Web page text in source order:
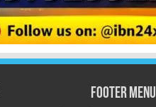
Footer Menu